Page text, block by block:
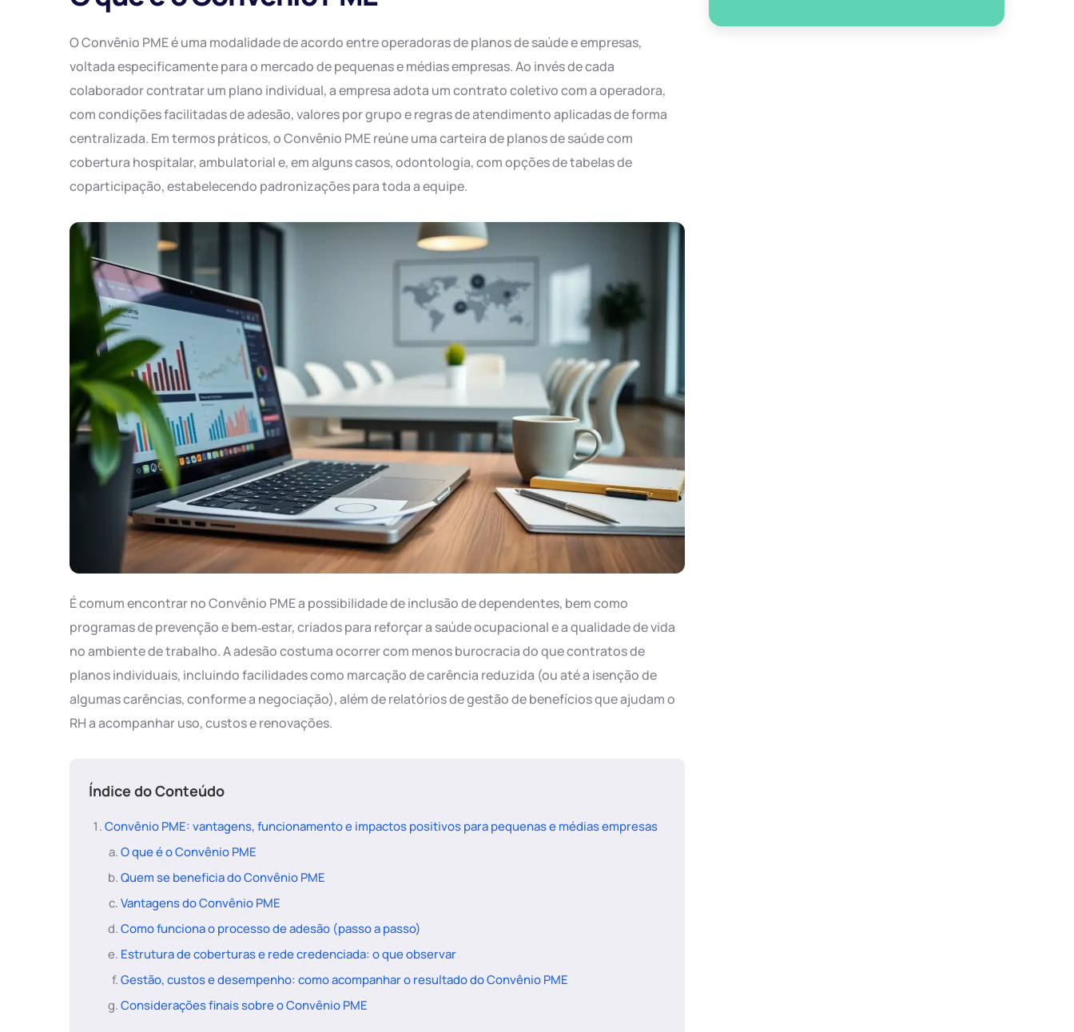
O Convênio PME é uma modalidade de acordo entre operadoras de planos de saúde e empresas,
voltada especificamente para o mercado de pequenas e médias empresas. Ao invés de cada
colaborador contratar um plano individual, a empresa adota um contrato coletivo com a operadora,
com condições facilitadas de adesão, valores por grupo e regras de atendimento aplicadas de forma
centralizada. Em termos práticos, o Convênio PME reúne uma carteira de planos de saúde com
cobertura hospitalar, ambulatorial e, em alguns casos, odontologia, com opções de tabelas de
coparticipação, estabelecendo padronizações para toda a equipe.
É comum encontrar no Convênio PME a possibilidade de inclusão de dependentes, bem como
programas de prevenção e bem‑estar, criados para reforçar a saúde ocupacional e a qualidade de vida
no ambiente de trabalho. A adesão costuma ocorrer com menos burocracia do que contratos de
planos individuais, incluindo facilidades como marcação de carência reduzida (ou até a isenção de
algumas carências, conforme a negociação), além de relatórios de gestão de benefícios que ajudam o
RH a acompanhar uso, custos e renovações.
Índice do Conteúdo
Convênio PME: vantagens, funcionamento e impactos positivos para pequenas e médias empresas
O que é o Convênio PME
Quem se beneficia do Convênio PME
Vantagens do Convênio PME
Como funciona o processo de adesão (passo a passo)
Estrutura de coberturas e rede credenciada: o que observar
Gestão, custos e desempenho: como acompanhar o resultado do Convênio PME
Considerações finais sobre o Convênio PME